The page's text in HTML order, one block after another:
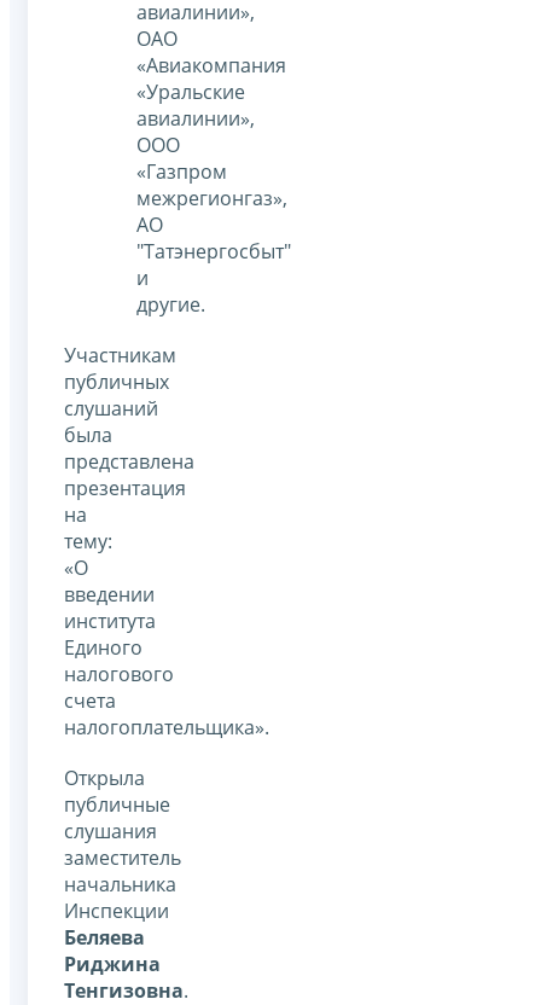
авиалинии»,
ОАО
«Авиакомпания
«Уральские
авиалинии»,
ООО
«Газпром
межрегионгаз»,
АО
"Татэнергосбыт"
и
другие.
Участникам
публичных
слушаний
была
представлена
презентация
на
тему:
«О
введении
института
Единого
налогового
счета
налогоплательщика».
Открыла
публичные
слушания
заместитель
начальника
Инспекции
Беляева
Риджина
Тенгизовна.